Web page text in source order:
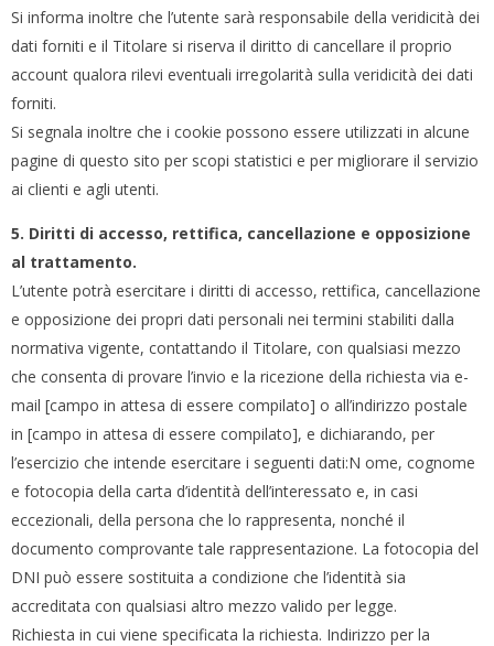
Si informa inoltre che l’utente sarà responsabile della veridicità dei
dati forniti e il Titolare si riserva il diritto di cancellare il proprio
account qualora rilevi eventuali irregolarità sulla veridicità dei dati
forniti.
Si segnala inoltre che i cookie possono essere utilizzati in alcune
pagine di questo sito per scopi statistici e per migliorare il servizio
ai clienti e agli utenti.
5. Diritti di accesso, rettifica, cancellazione e opposizione
al trattamento.
L’utente potrà esercitare i diritti di accesso, rettifica, cancellazione
e opposizione dei propri dati personali nei termini stabiliti dalla
normativa vigente, contattando il Titolare, con qualsiasi mezzo
che consenta di provare l’invio e la ricezione della richiesta via e-
mail [campo in attesa di essere compilato] o all’indirizzo postale
in [campo in attesa di essere compilato], e dichiarando, per
l’esercizio che intende esercitare i seguenti dati:N ome, cognome
e fotocopia della carta d’identità dell’interessato e, in casi
eccezionali, della persona che lo rappresenta, nonché il
documento comprovante tale rappresentazione. La fotocopia del
DNI può essere sostituita a condizione che l’identità sia
accreditata con qualsiasi altro mezzo valido per legge.
Richiesta in cui viene specificata la richiesta. Indirizzo per la